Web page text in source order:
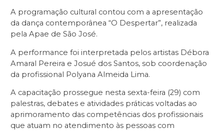
A programação cultural contou com a apresentação
da dança contemporânea “O Despertar”, realizada
pela Apae de São José.
A performance foi interpretada pelos artistas Débora
Amaral Pereira e Josué dos Santos, sob coordenação
da profissional Polyana Almeida Lima.
A capacitação prossegue nesta sexta-feira (29) com
palestras, debates e atividades práticas voltadas ao
aprimoramento das competências dos profissionais
que atuam no atendimento às pessoas com